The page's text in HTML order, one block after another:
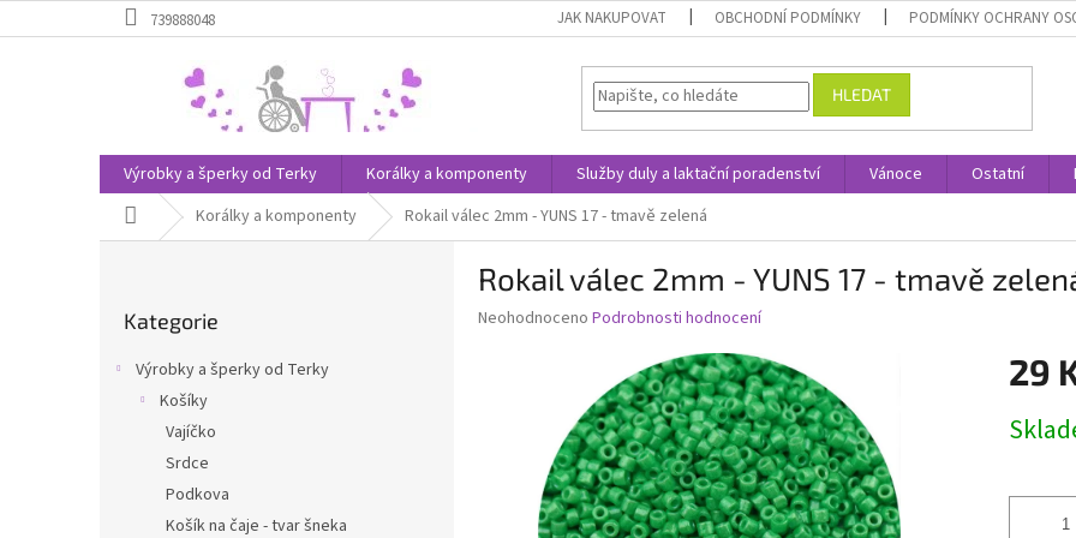
na
739888048 JAK NAKUPOVAT OBCHODNÍ PODMÍNKY PODMÍNKY OCHRANY
HLEDAT
Výrobky a šperky od Terky Korálky a komponenty Služby duly a laktační poradenství Vánoce Ostatní
Domů Korálky a komponenty Rokail válec 2mm - YUNS 17 - tmavě zelená
kategorie
Kategorie
Výrobky a šperky od Terky
Košíky
Vajíčko
Srdce
Podkova
Košík na čaje - tvar šneka
Rokail válec 2mm - YUNS 17 - tmavě
Průměrné
hvězdiček.
Neohodnoceno Podrobnosti hodnocení
29
cena: